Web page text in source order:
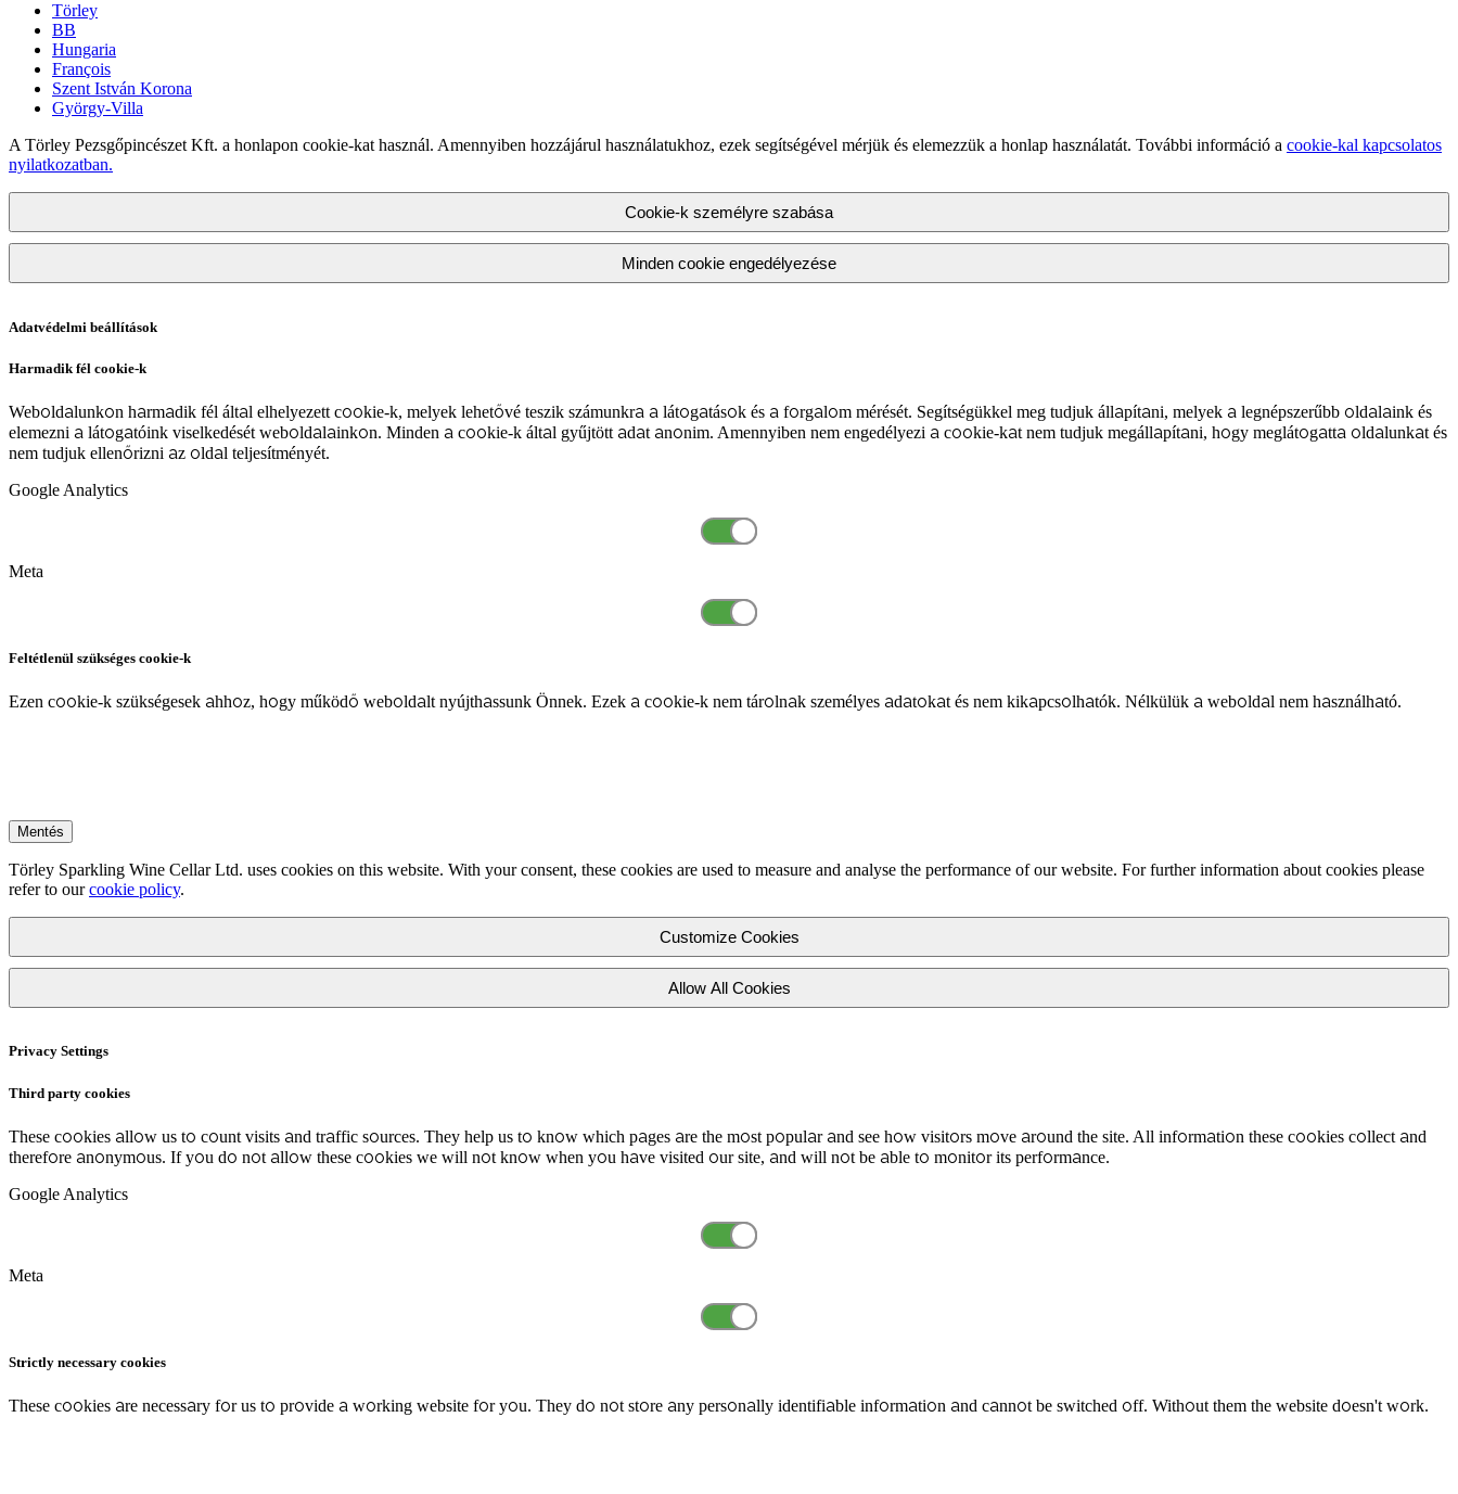
Törley
BB
Hungaria
François
Szent István Korona
György-Villa
A Törley Pezsgőpincészet Kft. a honlapon cookie-kat használ. Amennyiben hozzájárul használatukhoz, ezek segítségével mérjük és elemezzük a honlap használatát. További információ a cookie-kal kapcsolatos
nyilatkozatban.
Cookie-k személyre szabása
Minden cookie engedélyezése
Adatvédelmi beállítások
Harmadik fél cookie-k
Weboldalunkon harmadik fél által elhelyezett cookie-k, melyek lehetővé teszik számunkra a látogatások és a forgalom mérését. Segítségükkel meg tudjuk állapítani, melyek a legnépszerűbb oldalaink és
elemezni a látogatóink viselkedését weboldalainkon. Minden a cookie-k által gyűjtött adat anonim. Amennyiben nem engedélyezi a cookie-kat nem tudjuk megállapítani, hogy meglátogatta oldalunkat és
nem tudjuk ellenőrizni az oldal teljesítményét.
Google Analytics
Meta
Feltétlenül szükséges cookie-k
Ezen cookie-k szükségesek ahhoz, hogy működő weboldalt nyújthassunk Önnek. Ezek a cookie-k nem tárolnak személyes adatokat és nem kikapcsolhatók. Nélkülük a weboldal nem használható.
Mentés
Törley Sparkling Wine Cellar Ltd. uses cookies on this website. With your consent, these cookies are used to measure and analyse the performance of our website. For further information about cookies please
refer to ourcookie policy.
Customize Cookies
Allow All Cookies
Privacy Settings
Third party cookies
These cookies allow us to count visits and traffic sources. They help us to know which pages are the most popular and see how visitors move around the site. All information these cookies collect and
therefore anonymous. If you do not allow these cookies we will not know when you have visited our site, and will not be able to monitor its performance.
Google Analytics
Meta
Strictly necessary cookies
These cookies are necessary for us to provide a working website for you. They do not store any personally identifiable information and cannot be switched off. Without them the website doesn't work.